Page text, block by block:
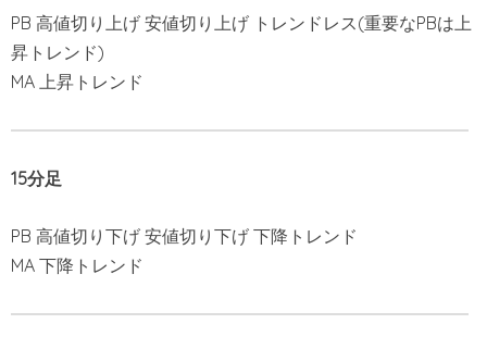
PB 高値切り上げ 安値切り上げ トレンドレス(重要なPBは上
昇トレンド)
MA 上昇トレンド
15分足
PB 高値切り下げ 安値切り下げ 下降トレンド
MA 下降トレンド